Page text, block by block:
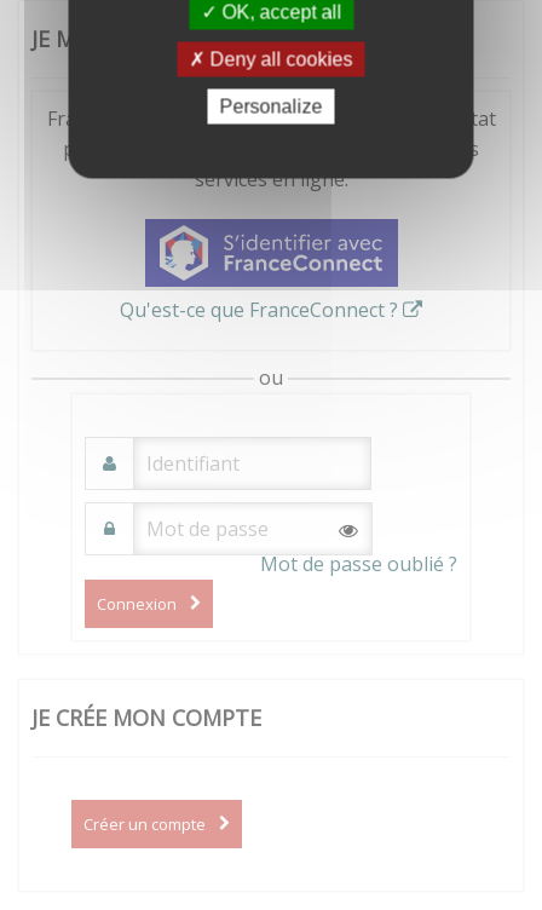
OK, accept all
Deny all cookies
Personalize
JE ME CONNECTE
FranceConnect est la solution proposée par l'Etat
pour sécuriser et simplifier la connexion à vos
services en ligne.
Qu'est-ce que FranceConnect ?
ou
Mot de passe oublié ?
Connexion
JE CRÉE MON COMPTE
Créer un compte